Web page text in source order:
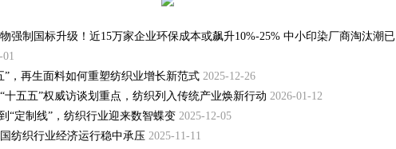
强制国标升级！近15万家企业环保成本或飙升10%-25% 中小印染厂商淘汰潮已
01
”，再生面料如何重塑纺织业增长新范式 2025-12-26
十五五”权威访谈划重点，纺织列入传统产业焕新行动 2026-01-12
“定制线”，纺织行业迎来数智蝶变 2025-12-05
纺织行业经济运行稳中承压 2025-11-11